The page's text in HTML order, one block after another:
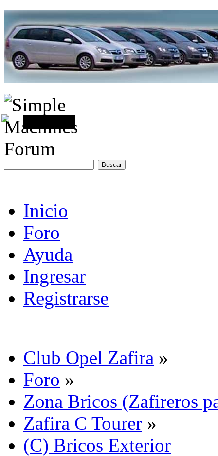
Inicio
Foro
Ayuda
Ingresar
Registrarse
Club Opel Zafira »
Foro »
Zona Bricos (Zafireros
Zafira C Tourer »
(C) Bricos Exterior